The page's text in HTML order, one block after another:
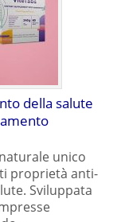
della salute
unico
proprietà anti-
Sviluppata